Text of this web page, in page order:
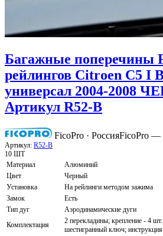
Багажные поперечины
рейлингов Citroen C5 I
универсал 2004-2008
Артикул R52-B
FicoPro · РоссияFicoPro —
Артикул: R52-B
10 ШТ
Материал
Алюминий
Цвет
Черный
Установка
На рейлинги методом зажима
Замок
Есть
Тип дуг
Аэродинамические дуги
Комплектация
2 перекладины; крепление - 4
шестигранный ключ; инструкция